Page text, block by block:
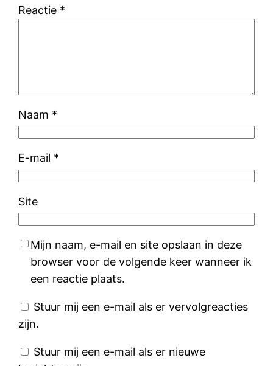
Reactie *
Naam *
E-mail *
Site
Mijn naam, e-mail en site opslaan in deze
browser voor de volgende keer wanneer ik
een reactie plaats.
Stuur mij een e-mail als er vervolgreacties
zijn.
Stuur mij een e-mail als er nieuwe